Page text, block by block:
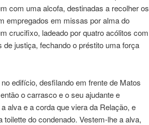
com uma alcofa, destinadas a recolher os
empregados em missas por alma do
crucifixo, ladeado por quatro acólitos com
justiça, fechando o préstito uma força
edifício, desfilando em frente de Matos
o carrasco e o seu ajudante e
alva e a corda que viera da Relação, e
do condenado. Vestem-lhe a alva,